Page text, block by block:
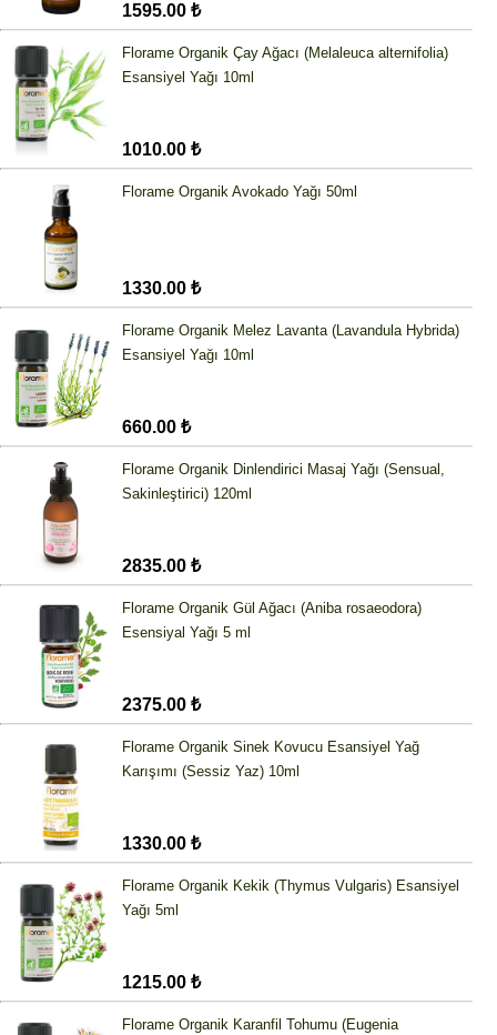
1595.00 ₺
Florame Organik Çay Ağacı (Melaleuca alternifolia)
Esansiyel Yağı 10ml
1010.00 ₺
Florame Organik Avokado Yağı 50ml
1330.00 ₺
Florame Organik Melez Lavanta (Lavandula Hybrida)
Esansiyel Yağı 10ml
660.00 ₺
Florame Organik Dinlendirici Masaj Yağı (Sensual,
Sakinleştirici) 120ml
2835.00 ₺
Florame Organik Gül Ağacı (Aniba rosaeodora)
Esensiyal Yağı 5 ml
2375.00 ₺
Florame Organik Sinek Kovucu Esansiyel Yağ
Karışımı (Sessiz Yaz) 10ml
1330.00 ₺
Florame Organik Kekik (Thymus Vulgaris) Esansiyel
Yağı 5ml
1215.00 ₺
Florame Organik Karanfil Tohumu (Eugenia